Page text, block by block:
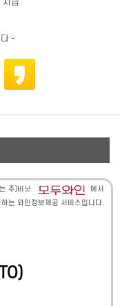
지급
-
주)비닛
에서
는 와인정보제공 서비스입니다.
)